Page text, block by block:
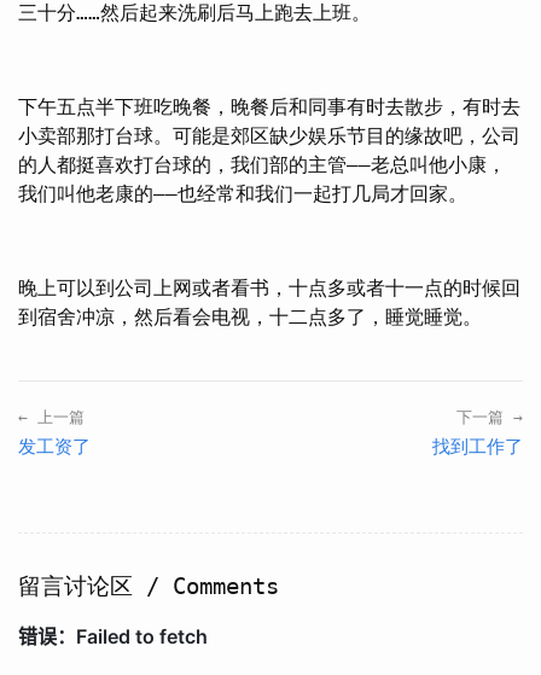
三十分……然后起来洗刷后马上跑去上班。
下午五点半下班吃晚餐，晚餐后和同事有时去散步，有时去
小卖部那打台球。可能是郊区缺少娱乐节目的缘故吧，公司
的人都挺喜欢打台球的，我们部的主管——老总叫他小康，
我们叫他老康的——也经常和我们一起打几局才回家。
晚上可以到公司上网或者看书，十点多或者十一点的时候回
到宿舍冲凉，然后看会电视，十二点多了，睡觉睡觉。
← 上一篇
发工资了
下一篇 →
找到工作了
留言讨论区 / Comments